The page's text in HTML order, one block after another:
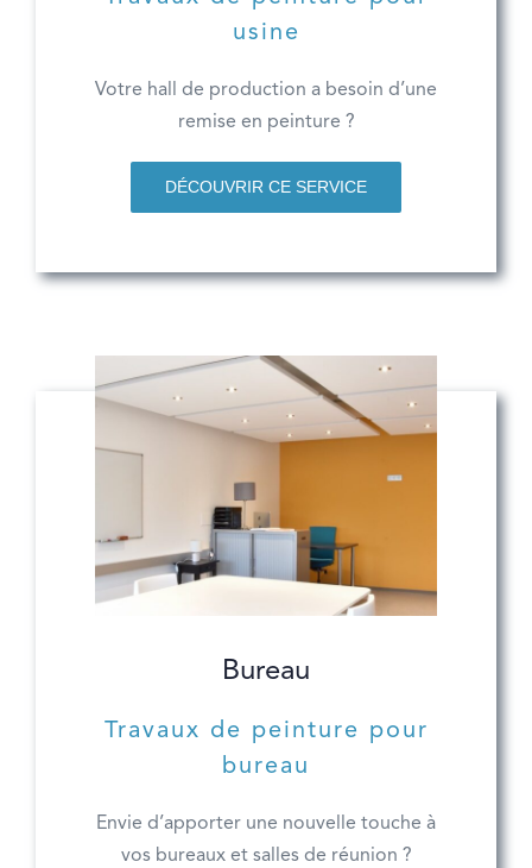
usine
Votre hall de production a besoin d’une
remise en peinture ?
DÉCOUVRIR CE SERVICE
Bureau
Travaux de peinture pour
bureau
Envie d’apporter une nouvelle touche à
vos bureaux et salles de réunion ?